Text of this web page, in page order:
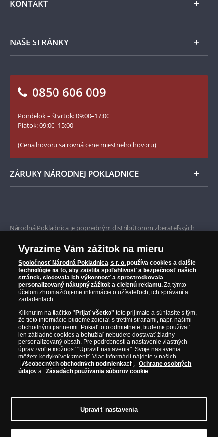
100. výročie vzniku Česko-Slovenska
Ochrana osobných údajov
Numizmatické novinky
KONTAKT
Napíšte nám
NAŠE STRÁNKY
Blog Pokladnica mincí
Facebook Národnej Pokladnice
YouTube Národnej Pokladnice
0850 606 009
Pondelok – štvrtok: 09:00–17:00
Piatok: 09:00–15:00
(Cena hovoru sa rovná cene miestneho hovoru)
ZÁRUKY NÁRODNEJ POKLADNICE
Iba originálne produkty
Národná Pokladnica je popredným distribútorom zberateľských
od roku 2010.
Národná Pokladnica je oficiálnym distribútorom numizmatických
emisií z viac ako 50 krajín, vrátane známych mincovní a emitentov
ako je Britská kráľovská mincovňa, Kráľovská kanadská mincovňa,
Parížska mincovňa, Nórska mincovňa, Fínska mincovňa alebo
Austrálska mincovňa Perth. Spoločnosť svojim zákazníkom a
zberateľom garantuje, že všetky produkty sú v originálnej a v
autentickosti.
Vyrazíme Vám zážitok na mieru
Spoločnosť Národná Pokladnica, s r. o. používa cookies a ďalšie
technológie na to, aby zaistila spoľahlivosť a bezpečnosť našich
stránok, sledovala ich výkonnosť a sprostredkovala
personalizovaný nákupný zážitok a cielenú reklamu. Za týmto
účelom zhromažďujeme informácie o užívateľoch, ich správaní a
zariadeniach.
Kliknutím na tlačítko"Prijať všetko" toto prijímate a súhlasíte s tým,
že tieto informácie budeme zdieľať s tretími stranami, napr. našimi
obchodnými partnermi. Pokiaľ toto odmietnete, budeme používať
len základné cookies a bohužiaľ nebudete dostávať žiadny
personalizovaný obsah. Pre podrobnosti a nastavenie vlastných
úprav zvoľte možnosť "Upraviť nastavenia". Svoje nastavenia
môžete kedykoľvek zmeniť. Viac informácií nájdete v našich
Všeobecných obchodných podmienkach ,
Ochrane osobných
údajov a Zásadách používania súborov cookie.
Upraviť nastavenia